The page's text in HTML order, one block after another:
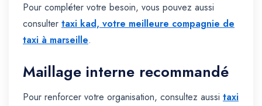
Pour compléter votre besoin, vous pouvez aussi
consulter taxi kad, votre meilleure compagnie de
taxi à marseille.
Maillage interne recommandé
Pour renforcer votre organisation, consultez aussi taxi